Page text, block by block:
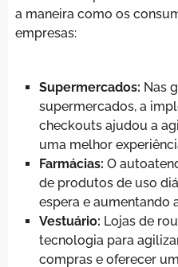
a maneira como os
empresas:
Supermercados: Nas
supermercados, a
checkouts ajudou a
uma melhor
Farmácias: O
de produtos de uso
espera e aumentando
Vestuário: Lojas de
tecnologia para
compras e oferecer